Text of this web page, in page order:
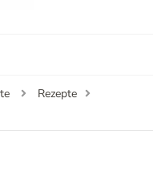
Rezepte